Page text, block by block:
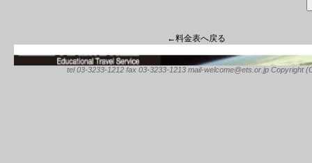
←料金表へ戻る
tel 03-3233-1212 fax 03-3233-1213 mail-welcome@ets.or.jp Copyright